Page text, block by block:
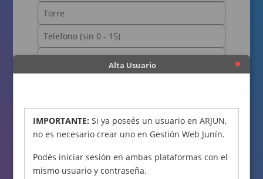
Alta Usuario
IMPORTANTE:Si ya poseés un usuario en ARJUN,
no es necesario crear uno en Gestión Web Junín.
Podés iniciar sesión en ambas plataformas con el
mismo usuario y contraseña.